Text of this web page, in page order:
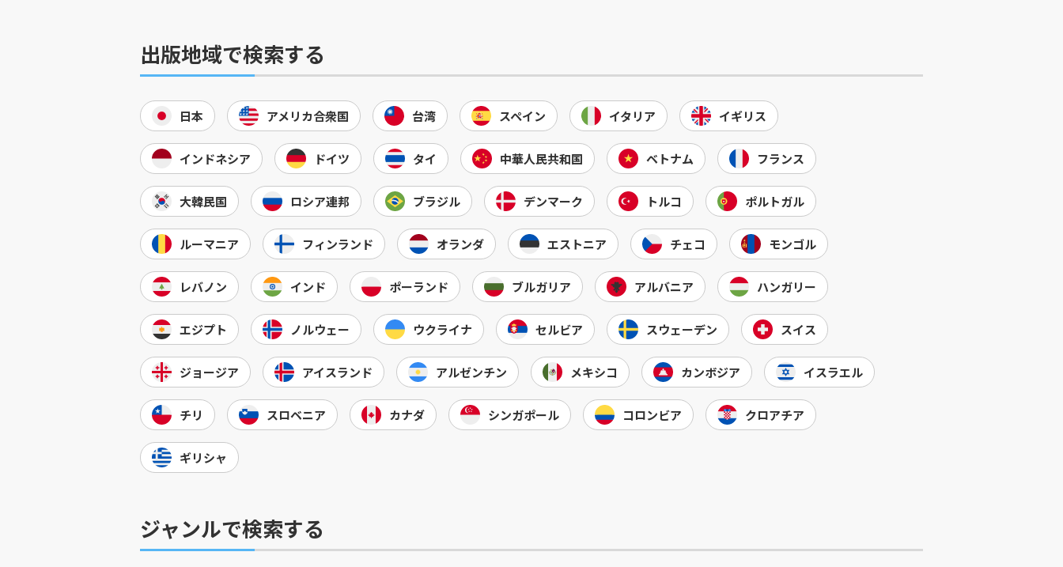
出版地域で検索する
日本 アメリカ合衆国 台湾 スペイン イタリア イギリス
インドネシア ドイツ タイ 中華人民共和国 ベトナム フランス
大韓民国 ロシア連邦 ブラジル デンマーク トルコ ポルトガル
ルーマニア フィンランド オランダ エストニア チェコ モンゴル
レバノン インド ポーランド ブルガリア アルバニア ハンガリー
エジプト ノルウェー ウクライナ セルビア スウェーデン スイス
ジョージア アイスランド アルゼンチン メキシコ カンボジア イスラエル
チリ スロベニア カナダ シンガポール コロンビア クロアチア
ギリシャ
ジャンルで検索する